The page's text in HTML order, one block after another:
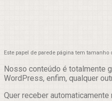
Este papel de parede página tem tamanho
Nosso conteúdo é totalmente
WordPress, enfim, qualquer
Quer receber